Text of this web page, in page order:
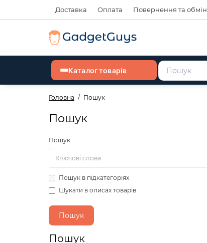
Доставка Оплата Повернення та обмін
Каталог товарів
Головна Пошук
Пошук
Пошук
Пошук в підкатегоріях
Шукати в описах товарів
Пошук